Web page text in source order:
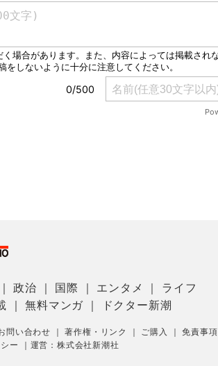
｜政治 国際 エンタメ
ライフ
｜無料マンガ ドクター新潮
問い合わせ ｜著作権・リンク ご購入 ｜免責事項
ー 運営：株式会社新潮社